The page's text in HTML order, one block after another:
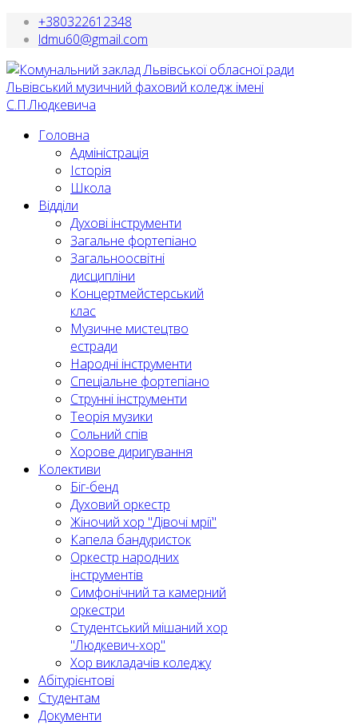
+380322612348
ldmu60@gmail.com
Головна
Адміністрація
Історія
Школа
Відділи
Духові інструменти
Загальне фортепіано
Загальноосвітні
дисципліни
Концертмейстерський
клас
Музичне мистецтво
естради
Народні інструменти
Спеціальне фортепіано
Струнні інструменти
Теорія музики
Сольний спів
Хорове диригування
Колективи
Біг-бенд
Духовий оркестр
Жіночий хор "Дівочі мрії"
Капела бандуристок
Оркестр народних
інструментів
Симфонічний та камерний
оркестри
Студентський мішаний хор
"Людкевич-хор"
Хор викладачів коледжу
Абітурієнтові
Студентам
Документи